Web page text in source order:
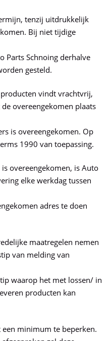
tenzij uitdrukkelijk
Bij niet tijdige
Schnoing derhalve
gesteld.
vindt vrachtvrij,
overeengekomen plaats
overeengekomen. Op
1990 van toepassing.
overeengekomen, is Auto
elke werkdag tussen
adres te doen
maatregelen nemen
van melding van
het met lossen/ in
producten kan
minimum te beperken.